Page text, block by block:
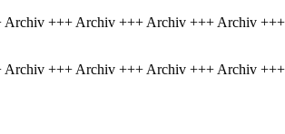
+++ Archiv +++ Archiv +++ Archiv
+++ Archiv +++ Archiv +++ Archiv